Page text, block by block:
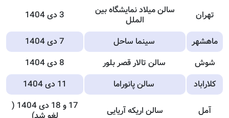
تهران
سالن میلاد نمایشگاه بین
الملل
3 دی 1404
ماهشهر
7 دی 1404
شوش
8 دی 1404
کلاراباد
11 دی 1404
آمل سالن اریکه آریایی
17 و 18 دی 1404 (